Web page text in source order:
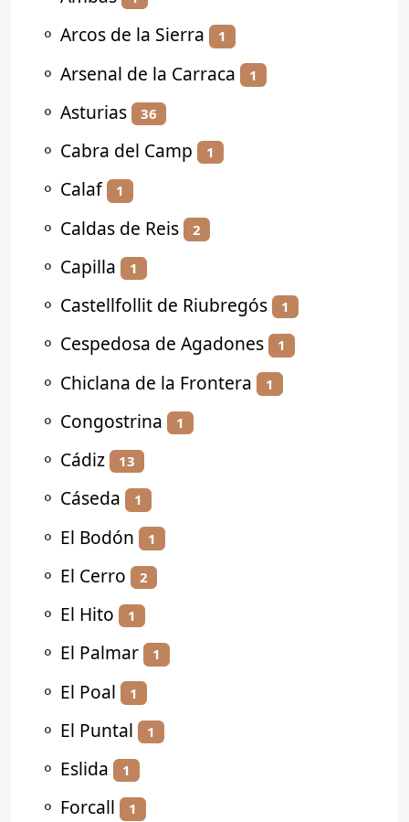
⚬ Arcos de la Sierra 1
⚬ Arsenal de la Carraca 1
⚬ Asturias 36
⚬ Cabra del Camp 1
⚬ Calaf 1
⚬ Caldas de Reis 2
⚬ Capilla 1
⚬ Castellfollit de Riubregós 1
⚬ Cespedosa de Agadones 1
⚬ Chiclana de la Frontera 1
⚬ Congostrina 1
⚬ Cádiz 13
⚬ Cáseda 1
⚬ El Bodón 1
⚬ El Cerro 2
⚬ El Hito 1
⚬ El Palmar 1
⚬ El Poal 1
⚬ El Puntal 1
⚬ Eslida 1
⚬ Forcall 1